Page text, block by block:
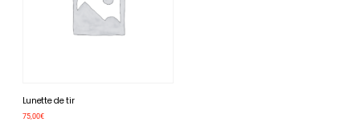
Lunette de tir
75,00€